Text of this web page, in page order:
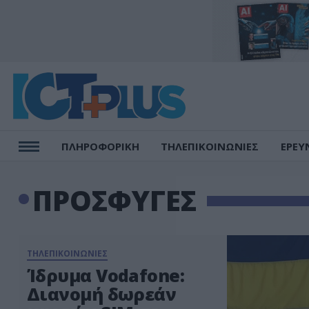
ΠΛΗΡΟΦΟΡΙΚΗ ΤΗΛΕΠΙΚΟΙΝΩΝΙΕΣ
ΠΡΟΣΦΥΓΕΣ
ΤΗΛΕΠΙΚΟΙΝΩΝΙΕΣ
Ίδρυμα Vodafone:
Διανομή δωρεάν